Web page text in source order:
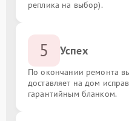
реплика на выбор).
5 Успех
По окончании ремонта
доставляет на дом
гарантийным бланком.